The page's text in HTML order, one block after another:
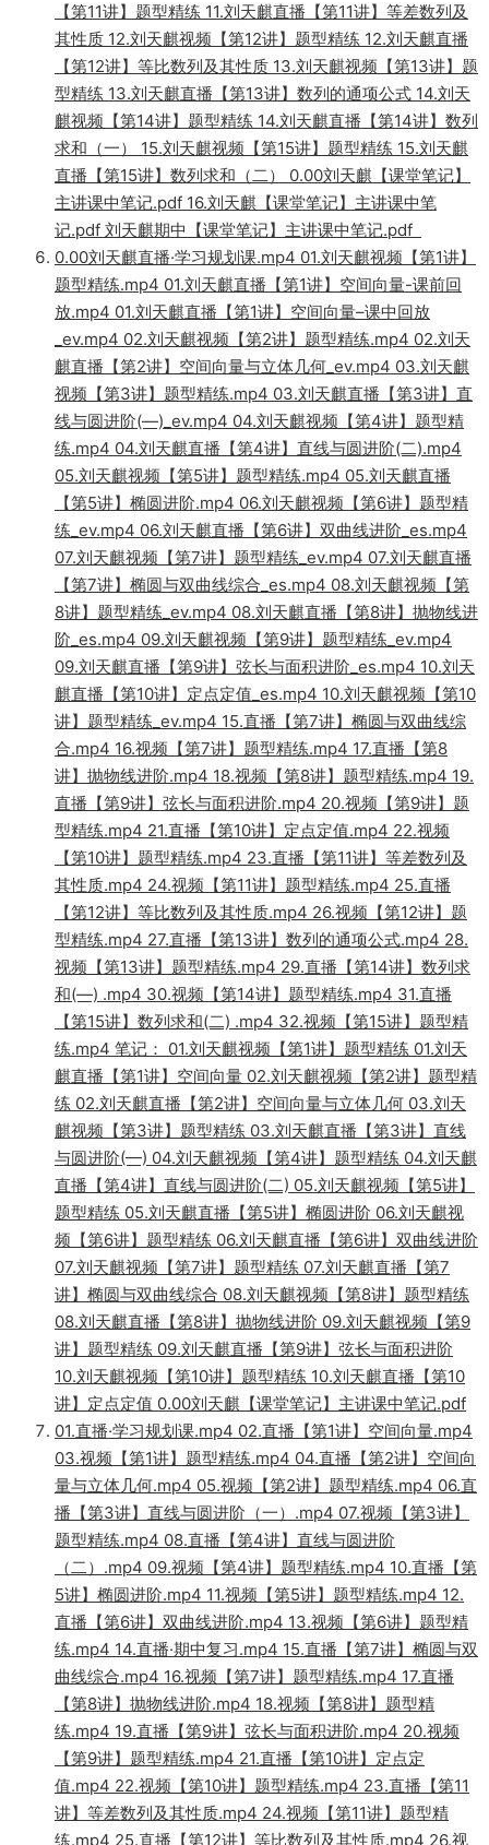
【第11讲】题型精练 11.刘天麒直播【第11讲】等差数列及
其性质 12.刘天麒视频【第12讲】题型精练 12.刘天麒直播
【第12讲】等比数列及其性质 13.刘天麒视频【第13讲】题
型精练 13.刘天麒直播【第13讲】数列的通项公式 14.刘天
麒视频【第14讲】题型精练 14.刘天麒直播【第14讲】数列
求和（一） 15.刘天麒视频【第15讲】题型精练 15.刘天麒
直播【第15讲】数列求和（二） 0.00刘天麒【课堂笔记】
主讲课中笔记.pdf 16.刘天麒【课堂笔记】主讲课中笔
记.pdf 刘天麒期中【课堂笔记】主讲课中笔记.pdf
0.00刘天麒直播·学习规划课.mp4 01.刘天麒视频【第1讲】
题型精练.mp4 01.刘天麒直播【第1讲】空间向量-课前回
放.mp4 01.刘天麒直播【第1讲】空间向量–课中回放
_ev.mp4 02.刘天麒视频【第2讲】题型精练.mp4 02.刘天
麒直播【第2讲】空间向量与立体几何_ev.mp4 03.刘天麒
视频【第3讲】题型精练.mp4 03.刘天麒直播【第3讲】直
线与圆进阶(—)_ev.mp4 04.刘天麒视频【第4讲】题型精
练.mp4 04.刘天麒直播【第4讲】直线与圆进阶(二).mp4
05.刘天麒视频【第5讲】题型精练.mp4 05.刘天麒直播
【第5讲】椭圆进阶.mp4 06.刘天麒视频【第6讲】题型精
练_ev.mp4 06.刘天麒直播【第6讲】双曲线进阶_es.mp4
07.刘天麒视频【第7讲】题型精练_ev.mp4 07.刘天麒直播
【第7讲】椭圆与双曲线综合_es.mp4 08.刘天麒视频【第
8讲】题型精练_ev.mp4 08.刘天麒直播【第8讲】抛物线进
阶_es.mp4 09.刘天麒视频【第9讲】题型精练_ev.mp4
09.刘天麒直播【第9讲】弦长与面积进阶_es.mp4 10.刘天
麒直播【第10讲】定点定值_es.mp4 10.刘天麒视频【第10
讲】题型精练_ev.mp4 15.直播【第7讲】椭圆与双曲线综
合.mp4 16.视频【第7讲】题型精练.mp4 17.直播【第8
讲】抛物线进阶.mp4 18.视频【第8讲】题型精练.mp4 19.
直播【第9讲】弦长与面积进阶.mp4 20.视频【第9讲】题
型精练.mp4 21.直播【第10讲】定点定值.mp4 22.视频
【第10讲】题型精练.mp4 23.直播【第11讲】等差数列及
其性质.mp4 24.视频【第11讲】题型精练.mp4 25.直播
【第12讲】等比数列及其性质.mp4 26.视频【第12讲】题
型精练.mp4 27.直播【第13讲】数列的通项公式.mp4 28.
视频【第13讲】题型精练.mp4 29.直播【第14讲】数列求
和(—) .mp4 30.视频【第14讲】题型精练.mp4 31.直播
【第15讲】数列求和(二) .mp4 32.视频【第15讲】题型精
练.mp4 笔记： 01.刘天麒视频【第1讲】题型精练 01.刘天
麒直播【第1讲】空间向量 02.刘天麒视频【第2讲】题型精
练 02.刘天麒直播【第2讲】空间向量与立体几何 03.刘天
麒视频【第3讲】题型精练 03.刘天麒直播【第3讲】直线
与圆进阶(—) 04.刘天麒视频【第4讲】题型精练 04.刘天麒
直播【第4讲】直线与圆进阶(二) 05.刘天麒视频【第5讲】
题型精练 05.刘天麒直播【第5讲】椭圆进阶 06.刘天麒视
频【第6讲】题型精练 06.刘天麒直播【第6讲】双曲线进阶
07.刘天麒视频【第7讲】题型精练 07.刘天麒直播【第7
讲】椭圆与双曲线综合 08.刘天麒视频【第8讲】题型精练
08.刘天麒直播【第8讲】抛物线进阶 09.刘天麒视频【第9
讲】题型精练 09.刘天麒直播【第9讲】弦长与面积进阶
10.刘天麒视频【第10讲】题型精练 10.刘天麒直播【第10
讲】定点定值 0.00刘天麒【课堂笔记】主讲课中笔记.pdf
01.直播·学习规划课.mp4 02.直播【第1讲】空间向量.mp4
03.视频【第1讲】题型精练.mp4 04.直播【第2讲】空间向
量与立体几何.mp4 05.视频【第2讲】题型精练.mp4 06.直
播【第3讲】直线与圆进阶（一）.mp4 07.视频【第3讲】
题型精练.mp4 08.直播【第4讲】直线与圆进阶
（二）.mp4 09.视频【第4讲】题型精练.mp4 10.直播【第
5讲】椭圆进阶.mp4 11.视频【第5讲】题型精练.mp4 12.
直播【第6讲】双曲线进阶.mp4 13.视频【第6讲】题型精
练.mp4 14.直播·期中复习.mp4 15.直播【第7讲】椭圆与双
曲线综合.mp4 16.视频【第7讲】题型精练.mp4 17.直播
【第8讲】抛物线进阶.mp4 18.视频【第8讲】题型精
练.mp4 19.直播【第9讲】弦长与面积进阶.mp4 20.视频
【第9讲】题型精练.mp4 21.直播【第10讲】定点定
值.mp4 22.视频【第10讲】题型精练.mp4 23.直播【第11
讲】等差数列及其性质.mp4 24.视频【第11讲】题型精
练.mp4 25.直播【第12讲】等比数列及其性质.mp4 26.视